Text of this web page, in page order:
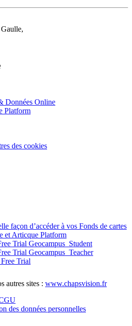
Données Online
Platform
des cookies
façon d’accéder à vos Fonds de cartes
et Articque Platform
Trial Geocampus_Student
Trial Geocampus_Teacher
Trial
autres sites : www.chapsvision.fr
des données personnelles